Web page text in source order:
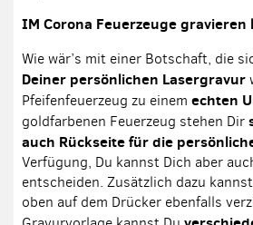
IM Corona Feuerzeuge gravieren
Wie wär’s mit einer Botschaft, die
Deiner persönlichen Lasergravur
Pfeifenfeuerzeug zu einem echten
goldfarbenen Feuerzeug stehen Dir
auch Rückseite für die
Verfügung, Du kannst Dich aber
entscheiden. Zusätzlich dazu
oben auf dem Drücker ebenfalls